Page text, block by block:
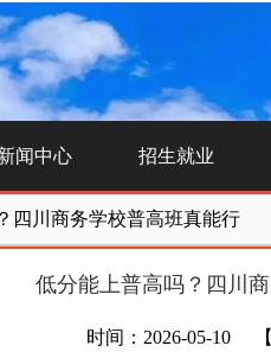
闻中心 招生就业
四川商务学校普高班真能行
低分能上普高吗？四川
时间：2026-05-10